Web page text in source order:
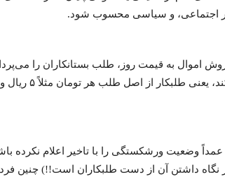
اجتماعی، و سیاسی محسوب شود.
اموال به قیمت روز، طلب بستانکاران را
کفایت پرداخت
عمداً وضعیت ورشکستگی را با تاخیر اعلام نکرده
نگاه داشتن آن از دست طلبکاران است!!) چنین